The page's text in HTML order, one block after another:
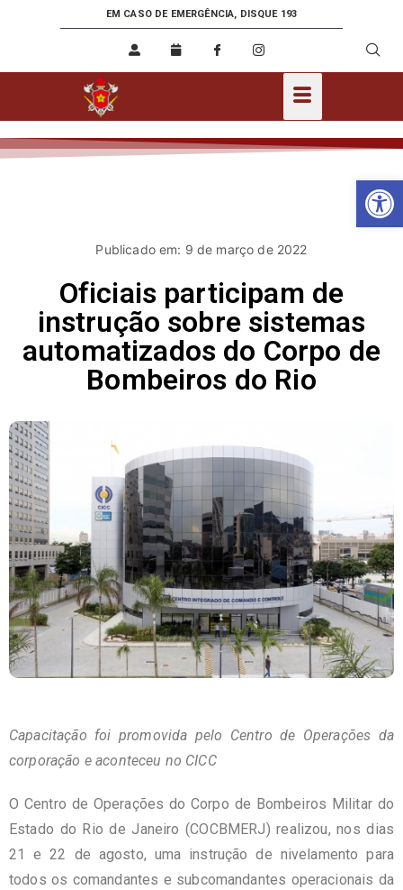
EM CASO DE EMERGÊNCIA, DISQUE 193
Publicado em: 9 de março de 2022
Oficiais participam de
instrução sobre sistemas
automatizados do Corpo de
Bombeiros do Rio
Capacitação foi promovida pelo Centro de Operações da
corporação e aconteceu no CICC
O Centro de Operações do Corpo de Bombeiros Militar do
Estado do Rio de Janeiro (COCBMERJ) realizou, nos dias
21 e 22 de agosto, uma instrução de nivelamento para
todos os comandantes e subcomandantes operacionais da